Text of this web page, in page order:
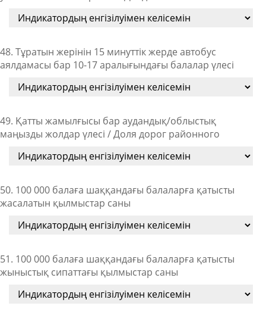
48. Тұратын жерінін 15 минуттік жерде автобус
аялдамасы бар 10-17 аралығындағы балалар үлесі
49. Қатты жамылғысы бар аудандық/облыстық
маңызды жолдар үлесі / Доля дорог районного
50. 100 000 балаға шаққандағы балаларға қатысты
жасалатын қылмыстар саны
51. 100 000 балаға шаққандағы балаларға қатысты
жыныстық сипаттағы қылмыстар саны